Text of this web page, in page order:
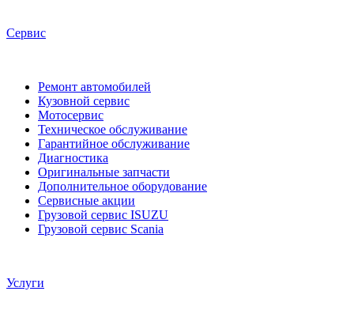
Сервис
Ремонт автомобилей
Кузовной сервис
Мотосервис
Техническое обслуживание
Гарантийное обслуживание
Диагностика
Оригинальные запчасти
Дополнительное оборудование
Сервисные акции
Грузовой сервис ISUZU
Грузовой сервис Scania
Услуги